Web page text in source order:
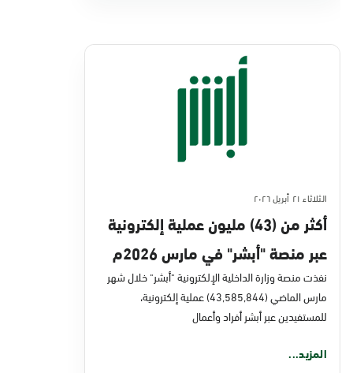
الثلاثاء ٢١ أبريل ٢٠٢٦
أكثر من (43) مليون عملية إلكترونية
عبر منصة "أبشر" في مارس 2026م
نفذت منصة وزارة الداخلية الإلكترونية "أبشر" خلال شهر
مارس الماضي (43,585,844) عملية إلكترونية،
للمستفيدين عبر أبشر أفراد وأعمال
المزيد...